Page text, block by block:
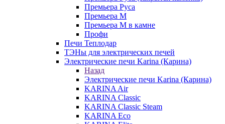
Премьера Руса
Премьера М
Премьера М в камне
Профи
Печи Теплодар
ТЭНы для электрических печей
Электрические печи Karina (Карина)
Назад
Электрические печи Karina (Карина)
KARINA Air
KARINA Classic
KARINA Classic Steam
KARINA Eco